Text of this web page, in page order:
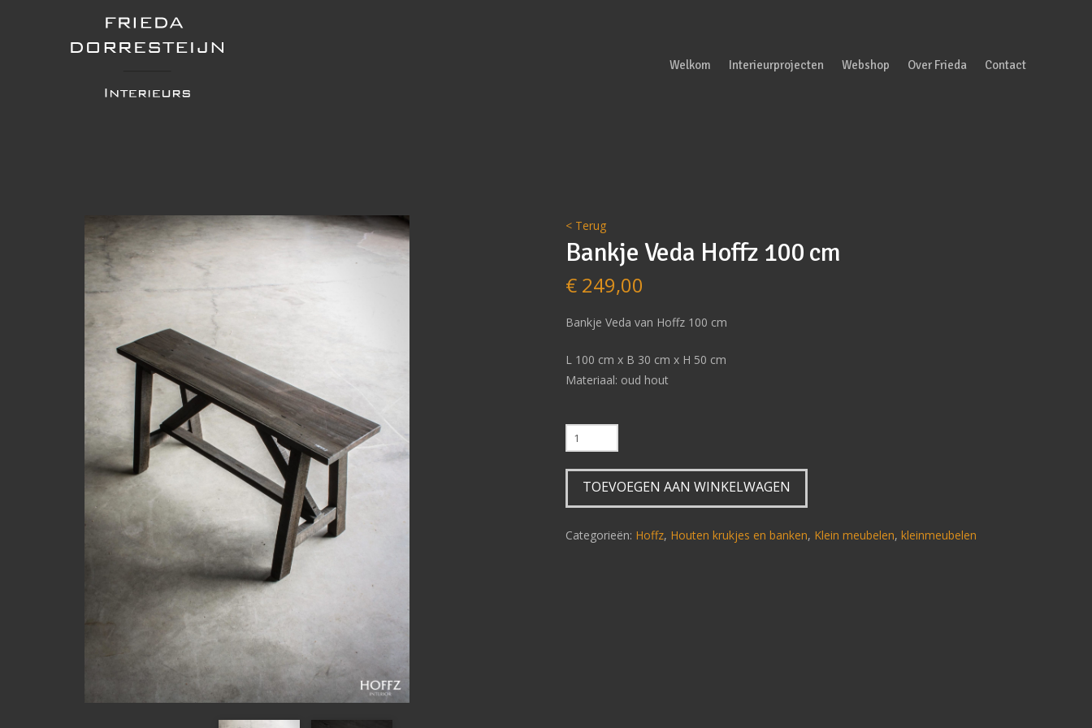
Welkom Interieurprojecten Webshop Over Frieda Contact
< Terug
Bankje Veda Hoffz 100 cm
€249,00
Bankje Veda van Hoffz 100 cm
L 100 cm x B 30 cm x H 50 cm
Materiaal: oud hout
Bankje
Veda
Hoffz
aantal
TOEVOEGEN AAN WINKELWAGEN
Categorieën: Hoffz, Houten krukjes en banken, Klein meubelen, kleinmeubelen